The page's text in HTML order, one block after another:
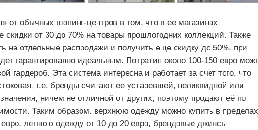
от обычных шопинг-центров в том, что в ее магазинах
скидки от 30 до 70% на товары прошлогодних коллекций. Также
на отдельные распродажи и получить еще скидку до 50%, при
гарантированно идеальным. Потратив около 100-150 евро
гардероб. Эта система интересна и работает за счет того, что
т.е. бренды считают ее устаревшей, неликвидной или
ничем не отличной от других, поэтому продают её по
Таким образом, верхнюю одежду можно купить в пределах
евро, летнюю одежду от 10 до 20 евро, брендовые джинсы